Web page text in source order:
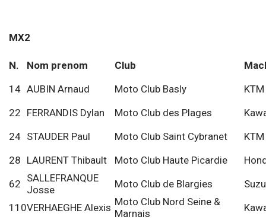
MX2
N. Nom prenom Club
14 AUBIN Arnaud Moto Club Basly
KTM
22 FERRANDIS Dylan Moto Club des Plages
24 STAUDER Paul Moto Club Saint Cybranet
KTM
28 LAURENT Thibault Moto Club Haute Picardie
62 SALLEFRANQUE
Josse
Moto Club de Blargies
110VERHAEGHE Alexis Moto Club Nord Seine &
Marnais